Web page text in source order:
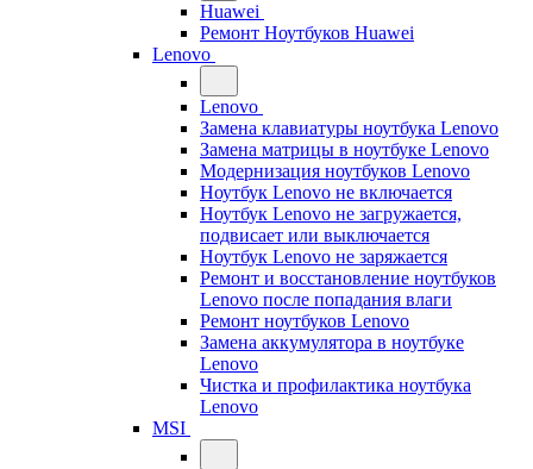
Huawei
Ремонт Ноутбуков Huawei
Lenovo
Lenovo
Замена клавиатуры ноутбука Lenovo
Замена матрицы в ноутбуке Lenovo
Модернизация ноутбуков Lenovo
Ноутбук Lenovo не включается
Ноутбук Lenovo не загружается,
подвисает или выключается
Ноутбук Lenovo не заряжается
Ремонт и восстановление ноутбуков
Lenovo после попадания влаги
Ремонт ноутбуков Lenovo
Замена аккумулятора в ноутбуке
Lenovo
Чистка и профилактика ноутбука
Lenovo
MSI